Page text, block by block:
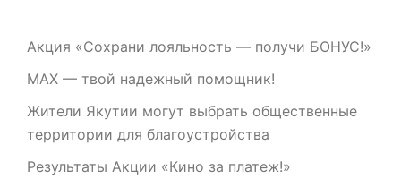
Акция «Сохрани лояльность — получи БОНУС!»
МАХ — твой надежный помощник!
Жители Якутии могут выбрать общественные
территории для благоустройства
Результаты Акции «Кино за платеж!»